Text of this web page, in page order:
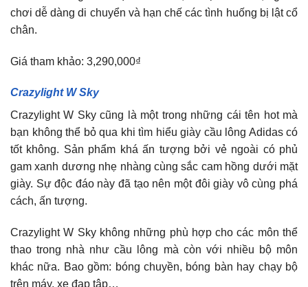
chơi dễ dàng di chuyển và hạn chế các tình huống bị lật cổ
chân.
Giá tham khảo: 3,290,000₫
Crazylight W Sky
Crazylight W Sky cũng là một trong những cái tên hot mà
bạn không thể bỏ qua khi tìm hiểu giày cầu lông Adidas có
tốt không. Sản phẩm khá ấn tượng bởi vẻ ngoài có phủ
gam xanh dương nhẹ nhàng cùng sắc cam hồng dưới mặt
giày. Sự độc đáo này đã tạo nên một đôi giày vô cùng phá
cách, ấn tượng.
Crazylight W Sky không những phù hợp cho các môn thể
thao trong nhà như cầu lông mà còn với nhiều bộ môn
khác nữa. Bao gồm: bóng chuyền, bóng bàn hay chạy bộ
trên máy, xe đạp tập…